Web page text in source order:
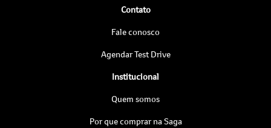
Contato
Fale conosco
Agendar Test Drive
Institucional
Quem somos
Por que comprar na Saga